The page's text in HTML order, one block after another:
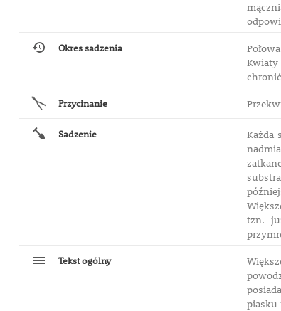
Okres sadzenia
Kwiaty
Przycinanie
Sadzenie
Każda
tzn.
Tekst ogólny
piasku